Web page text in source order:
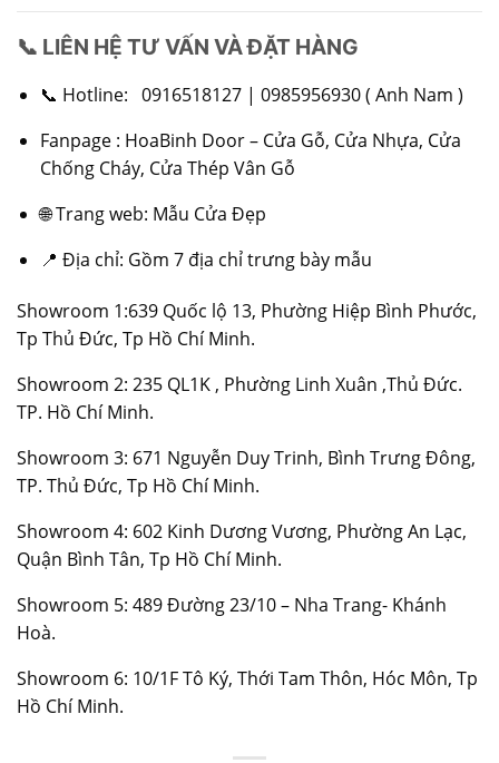
📞 LIÊN HỆ TƯ VẤN VÀ ĐẶT HÀNG
📞 Hotline: 0916518127| 0985956930( Anh Nam )
Fanpage : HoaBinh Door – Cửa Gỗ, Cửa Nhựa, Cửa
Chống Cháy, Cửa Thép Vân Gỗ
🌐 Trang web: Mẫu Cửa Đẹp
📍 Địa chỉ: Gồm 7 địa chỉ trưng bày mẫu
Showroom 1:639 Quốc lộ 13, Phường Hiệp Bình Phước,
Tp Thủ Đức, Tp Hồ Chí Minh.
Showroom 2: 235 QL1K , Phường Linh Xuân ,Thủ Đức.
TP. Hồ Chí Minh.
Showroom 3: 671 Nguyễn Duy Trinh, Bình Trưng Đông,
TP. Thủ Đức, Tp Hồ Chí Minh.
Showroom 4: 602 Kinh Dương Vương, Phường An Lạc,
Quận Bình Tân, Tp Hồ Chí Minh.
Showroom 5: 489 Đường 23/10 – Nha Trang- Khánh
Hoà.
Showroom 6: 10/1F Tô Ký, Thới Tam Thôn, Hóc Môn, Tp
Hồ Chí Minh.